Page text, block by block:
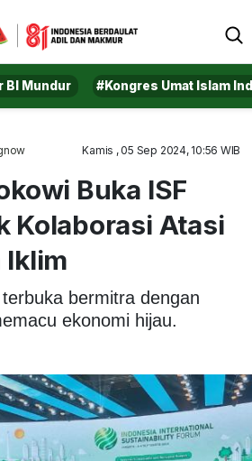
BI Mundur #Kongres Umat Islam
Kamis , 05 Sep 2024, 10:56 WIB
Buka ISF
Kolaborasi Atasi
Iklim
bermitra dengan
ekonomi hijau.